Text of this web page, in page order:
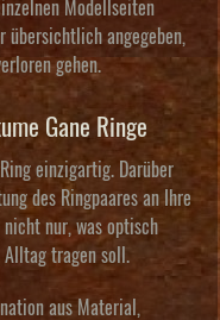
Modellseiten
übersichtlich angegeben,
gehen.
Gane Ringe
einzigartig. Darüber
des Ringpaares an Ihre
nicht nur, was optisch
Alltag tragen soll.
aus Material,